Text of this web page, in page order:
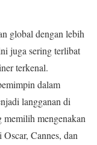
global dengan lebih
juga sering terlibat
terkenal.
dalam
langganan di
memilih mengenakan
Cannes, dan